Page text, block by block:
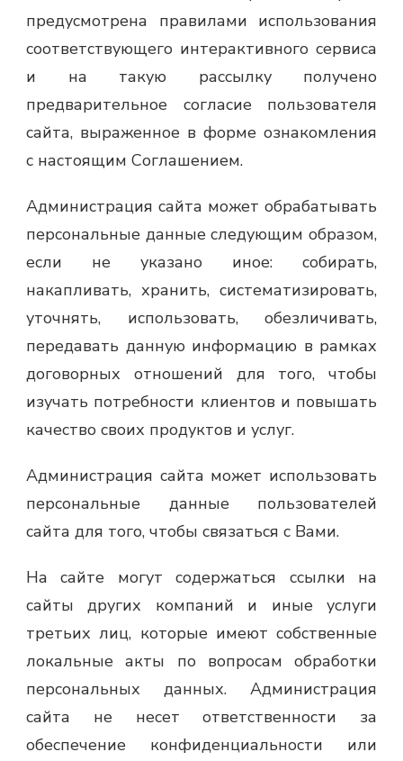
предусмотрена правилами использования
соответствующего интерактивного сервиса
и на такую рассылку получено
предварительное согласие пользователя
сайта, выраженное в форме ознакомления
с настоящим Соглашением.
Администрация сайта может обрабатывать
персональные данные следующим образом,
если не указано иное: собирать,
накапливать, хранить, систематизировать,
уточнять, использовать, обезличивать,
передавать данную информацию в рамках
договорных отношений для того, чтобы
изучать потребности клиентов и повышать
качество своих продуктов и услуг.
Администрация сайта может использовать
персональные данные пользователей
сайта для того, чтобы связаться с Вами.
На сайте могут содержаться ссылки на
сайты других компаний и иные услуги
третьих лиц, которые имеют собственные
локальные акты по вопросам обработки
персональных данных. Администрация
сайта не несет ответственности за
обеспечение конфиденциальности или